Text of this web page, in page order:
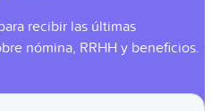
recibir las últimas
nómina, RRHH y beneficios.